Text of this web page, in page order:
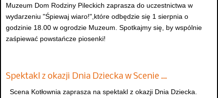
Muzeum Dom Rodziny Pileckich zaprasza do uczestnictwa w
wydarzeniu "Śpiewaj wiaro!",które odbędzie się 1 sierpnia o
godzinie 18.00 w ogrodzie Muzeum. Spotkajmy się, by wspólnie
zaśpiewać powstańcze piosenki!
Spektakl z okazji Dnia Dziecka w Scenie …
Scena Kotłownia zaprasza na spektakl z okazji Dnia Dziecka.